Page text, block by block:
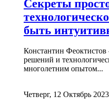
Секреты
быть
Константин Феоктистов
решений и
многолетним опытом...
Четверг, 12 Октябрь